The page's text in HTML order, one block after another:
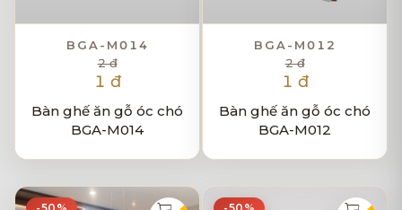
BGA-M014
2 đ
1 đ
Bàn ghế ăn gỗ óc chó
BGA-M014
BGA-M012
2 đ
1 đ
Bàn ghế ăn gỗ óc chó
BGA-M012